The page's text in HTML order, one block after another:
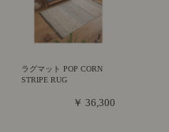
ラグマット POP CORN
STRIPE RUG
￥ 36,300